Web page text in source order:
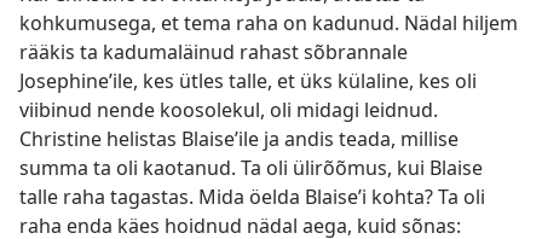
kohkumusega, et tema raha on kadunud. Nädal hiljem
rääkis ta kadumaläinud rahast sõbrannale
Josephine’ile, kes ütles talle, et üks külaline, kes oli
viibinud nende koosolekul, oli midagi leidnud.
Christine helistas Blaise’ile ja andis teada, millise
summa ta oli kaotanud. Ta oli ülirõõmus, kui Blaise
talle raha tagastas. Mida öelda Blaise’i kohta? Ta oli
raha enda käes hoidnud nädal aega, kuid sõnas: